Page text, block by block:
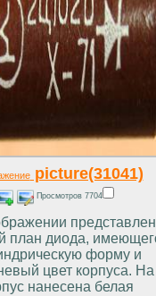
picture(31041)
Просмотров 7704
представлен
план диода,
форму и
цвет корпуса. На
нанесена белая